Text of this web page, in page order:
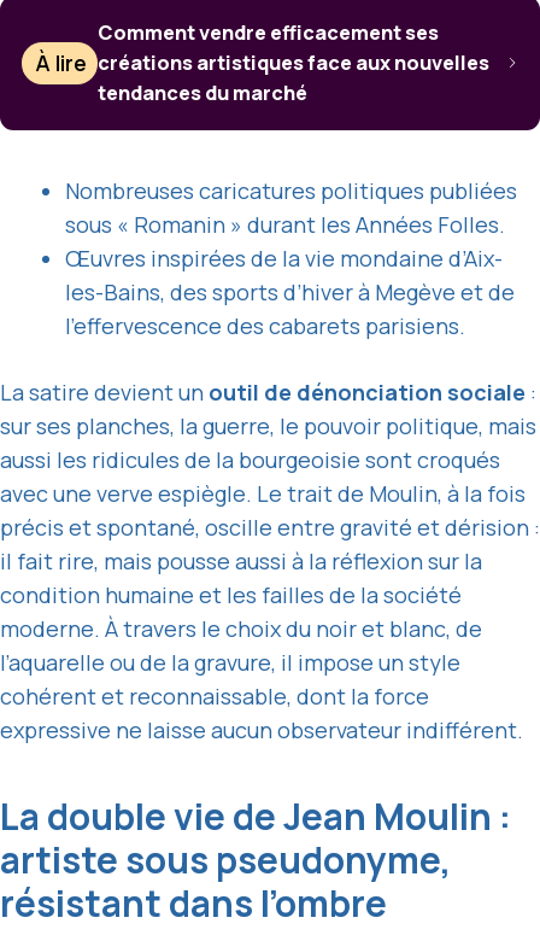
À lire
Comment vendre efficacement ses
créations artistiques face aux nouvelles
tendances du marché
Nombreuses caricatures politiques publiées
sous « Romanin » durant les Années Folles.
Œuvres inspirées de la vie mondaine d’Aix-
les-Bains, des sports d’hiver à Megève et de
l’effervescence des cabarets parisiens.
La satire devient un outil de dénonciation sociale :
sur ses planches, la guerre, le pouvoir politique, mais
aussi les ridicules de la bourgeoisie sont croqués
avec une verve espiègle. Le trait de Moulin, à la fois
précis et spontané, oscille entre gravité et dérision :
il fait rire, mais pousse aussi à la réflexion sur la
condition humaine et les failles de la société
moderne. À travers le choix du noir et blanc, de
l’aquarelle ou de la gravure, il impose un style
cohérent et reconnaissable, dont la force
expressive ne laisse aucun observateur indifférent.
La double vie de Jean Moulin :
artiste sous pseudonyme,
résistant dans l’ombre